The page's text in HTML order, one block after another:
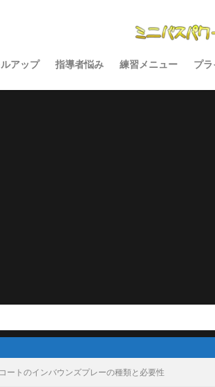
アップ 指導者悩み 練習メニュー プ
お
ートのインバウンズプレーの種類と必要性